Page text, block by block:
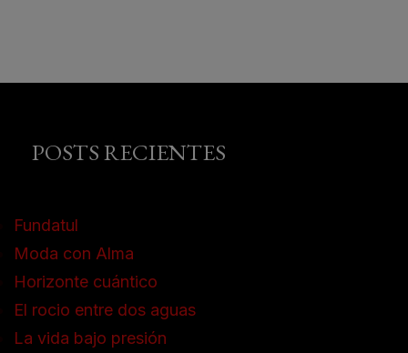
POSTS RECIENTES
Fundatul
Moda con Alma
Horizonte cuántico
El rocio entre dos aguas
La vida bajo presión